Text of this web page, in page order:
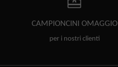
CAMPIONCINI OMAGGIO
per i nostri clienti